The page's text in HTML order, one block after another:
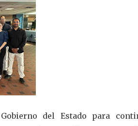
del Estado para